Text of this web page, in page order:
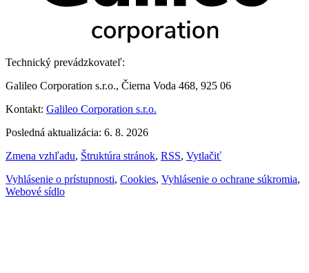
Technický prevádzkovateľ:
Galileo Corporation s.r.o., Čierna Voda 468, 925 06
Kontakt: Galileo Corporation s.r.o.
Posledná aktualizácia: 6. 8. 2026
Zmena vzhľadu, Štruktúra stránok, RSS, Vytlačiť
Vyhlásenie o prístupnosti, Cookies, Vyhlásenie o ochrane súkromia,
Webové sídlo